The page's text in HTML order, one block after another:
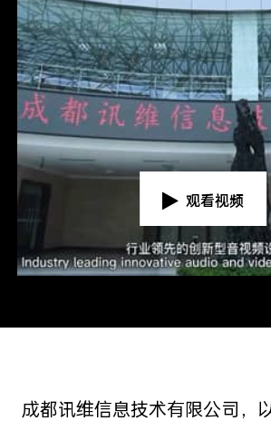
观看视频
成都讯维信息技术有限公司，